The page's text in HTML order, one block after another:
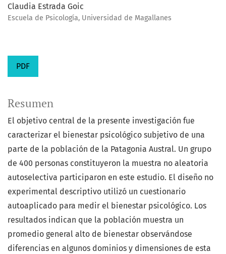
Claudia Estrada Goic
Escuela de Psicología, Universidad de Magallanes
PDF
Resumen
El objetivo central de la presente investigación fue
caracterizar el bienestar psicológico subjetivo de una
parte de la población de la Patagonia Austral. Un grupo
de 400 personas constituyeron la muestra no aleatoria
autoselectiva participaron en este estudio. El diseño no
experimental descriptivo utilizó un cuestionario
autoaplicado para medir el bienestar psicológico. Los
resultados indican que la población muestra un
promedio general alto de bienestar observándose
diferencias en algunos dominios y dimensiones de esta